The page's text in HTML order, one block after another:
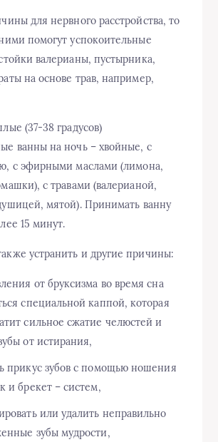
для нервного расстройства, то
помогут успокоительные
валерианы, пустырника,
на основе трав, например,
(37-38 градусов)
ванны на ночь – хвойные, с
с эфирными маслами (лимона,
с травами (валерианой,
мятой). Принимать ванну
15 минут.
устранить и другие причины:
от бруксизма во время сна
специальной каппой, которая
сильное сжатие челюстей и
от истирания,
прикус зубов с помощью ношения
и брекет – систем,
или удалить неправильно
зубы мудрости,